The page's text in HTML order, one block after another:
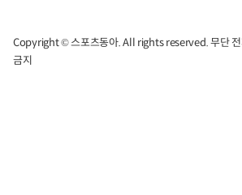
Copyright © 스포츠동아. All rights reserved. 무단 전
금지